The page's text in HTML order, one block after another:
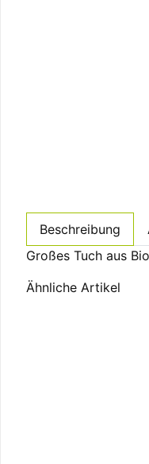
Beschreibung
Großes Tuch aus
Ähnliche Artikel